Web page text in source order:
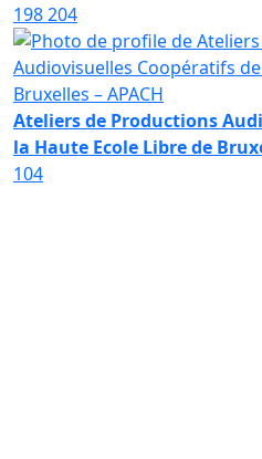
198204
Ateliers de Productions
la Haute Ecole Libre de
104